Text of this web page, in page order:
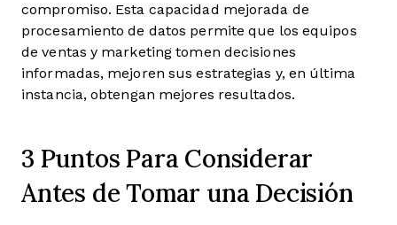
compromiso. Esta capacidad mejorada de
procesamiento de datos permite que los equipos
de ventas y marketing tomen decisiones
informadas, mejoren sus estrategias y, en última
instancia, obtengan mejores resultados.
3 Puntos Para Considerar
Antes de Tomar una Decisión